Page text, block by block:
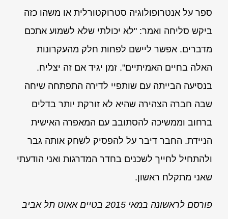
ספר על אנטרופולוגיה סטרוקטורלית או משהו כזה
ביקש סליחה ואמר: "לא יכולתי שלא לשמוע אתכם
מדברים. אפשר ליישם לפחות חלק מהעקרונות
האלה בחיים האמיתיים". זמן יגיד אם זה יצליח.
בנסיעה הבייתה עם שותפיי לדירה התפתחה שיחה
שבה חברה הצהירה שהיא לא זורקת יותר בדלים
ברחוב וממשיכה להסתובב עם המאפרה האישית
הניידת. החבר דיבר על להפסיק לשחק אותה גבר
ולהתחיל לחייך לשכנים בחדר המדרגות ואני הודעתי
שאני מתקלח ראשון.
פורסם לראשונה במאי 2015 בטיים אאוט תל אביב